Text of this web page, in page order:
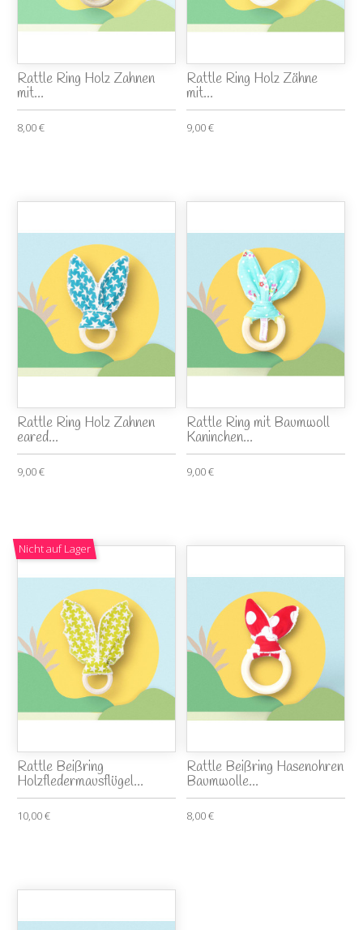
Rattle Ring Holz Zahnen
mit...
8,00 €
Rattle Ring Holz Zähne
mit...
9,00 €
Rattle Ring Holz Zahnen
eared...
9,00 €
Rattle Ring mit Baumwoll
Kaninchen...
9,00 €
Nicht auf Lager
Rattle Beißring
Holzfledermausflügel...
10,00 €
Rattle Beißring Hasenohren
Baumwolle...
8,00 €